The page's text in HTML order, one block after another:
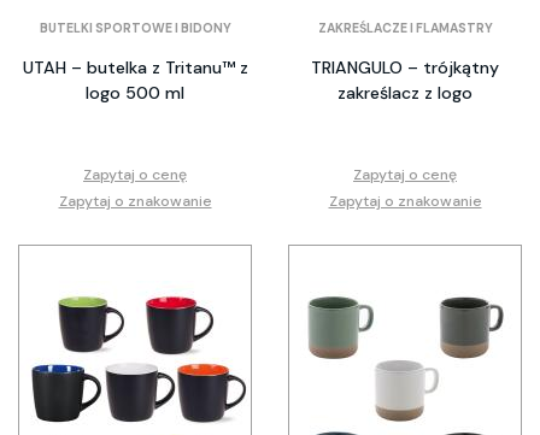
BUTELKI SPORTOWE I BIDONY
UTAH – butelka z Tritanu™ z
logo 500 ml
Zapytaj o cenę
Zapytaj o znakowanie
ZAKREŚLACZE I FLAMASTRY
TRIANGULO – trójkątny
zakreślacz z logo
Zapytaj o cenę
Zapytaj o znakowanie